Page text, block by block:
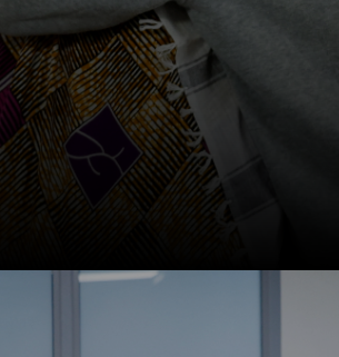
وسيعاقبون جميعا